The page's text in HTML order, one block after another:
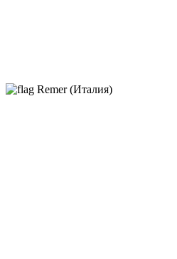
Remer (Италия)